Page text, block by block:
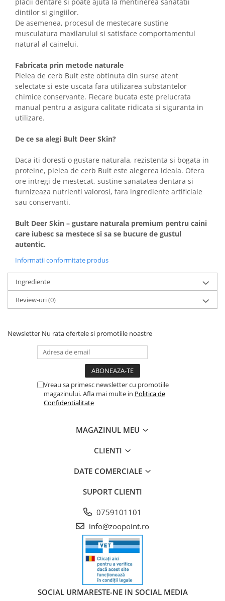
dintilor si gingiilor.
De asemenea, procesul de mestecare sustine
musculatura maxilarului si satisface comportamentul
natural al cainelui.
Fabricata prin metode naturale
Pielea de cerb Bult este obtinuta din surse atent
selectate si este uscata fara utilizarea substantelor
chimice conservante. Fiecare bucata este prelucrata
manual pentru a asigura calitate ridicata si siguranta in
utilizare.
De ce sa alegi Bult Deer Skin?
Daca iti doresti o gustare naturala, rezistenta si bogata in
proteine, pielea de cerb Bult este alegerea ideala. Ofera
ore intregi de mestecat, sustine sanatatea dentara si
furnizeaza nutrienti valorosi, fara ingrediente artificiale
sau conservanti.
Bult Deer Skin – gustare naturala premium pentru caini
care iubesc sa mestece si sa se bucure de gustul
autentic.
Informatii conformitate produs
Ingrediente
Review-uri(0)
Newsletter Nu rata ofertele si promotiile noastre
Vreau sa primesc newsletter cu promotiile
magazinului. Afla mai multe in Politica de
Confidentialitate
MAGAZINUL MEU
CLIENTI
DATE COMERCIALE
SUPORT CLIENTI
0759101101
info@zoopoint.ro
SOCIAL URMARESTE-NE IN SOCIAL MEDIA